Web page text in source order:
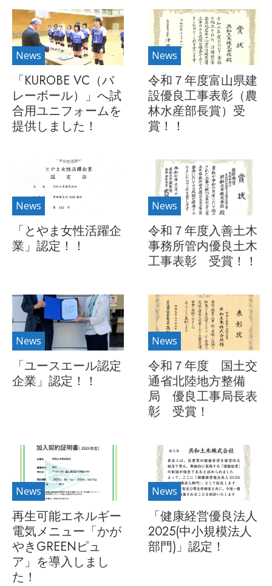
News
「KUROBE VC（バ
レーボール）」へ試
合用ユニフォームを
提供しました！
News
令和７年度富山県建
設優良工事表彰（農
林水産部長賞）受
賞！！
News
「とやま女性活躍企
業」認定！！
News
令和７年度入善土木
事務所管内優良土木
工事表彰 受賞！！
News
「ユースエール認定
企業」認定！！
News
令和７年度 国土交
通省北陸地方整備
局 優良工事局長表
彰 受賞！
News
再生可能エネルギー
電気メニュー「かが
やきGREENピュ
ア」を導入しまし
た！
News
「健康経営優良法人
2025(中小規模法人
部門)」認定！